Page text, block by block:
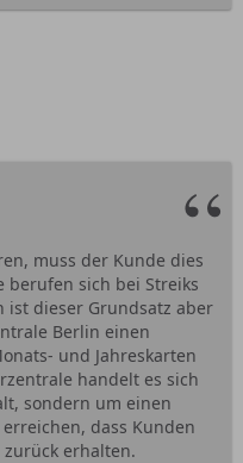
muss der Kunde dies
berufen sich bei Streiks
ist dieser Grundsatz aber
Berlin einen
und Jahreskarten
handelt es sich
sondern um einen
dass Kunden
erhalten.